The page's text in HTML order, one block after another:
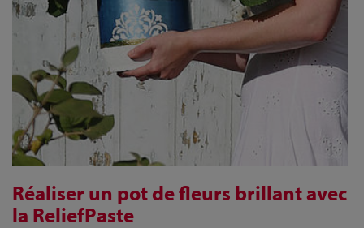
Réaliser un pot de fleurs brillant avec
la ReliefPaste